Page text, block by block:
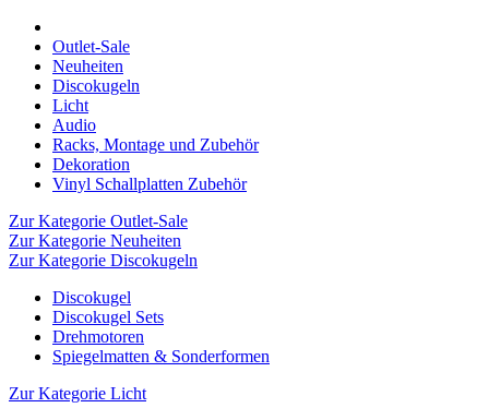
Outlet-Sale
Neuheiten
Discokugeln
Licht
Audio
Racks, Montage und Zubehör
Dekoration
Vinyl Schallplatten Zubehör
Zur Kategorie Outlet-Sale
Zur Kategorie Neuheiten
Zur Kategorie Discokugeln
Discokugel
Discokugel Sets
Drehmotoren
Spiegelmatten & Sonderformen
Zur Kategorie Licht